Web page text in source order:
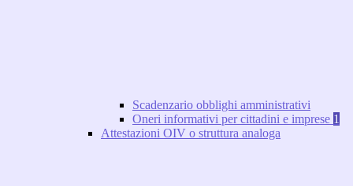
Scadenzario obblighi amministrativi
Oneri informativi per cittadini e imprese 1
Attestazioni OIV o struttura analoga